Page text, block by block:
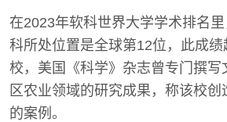
在2023年软科世界大学学术排名
科所处位置是全球第12位，此成
校，美国《科学》杂志曾专门撰写
区农业领域的研究成果，称该校创
的案例。